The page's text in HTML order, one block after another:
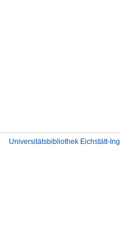
Universitätsbibliothek Eichstätt-